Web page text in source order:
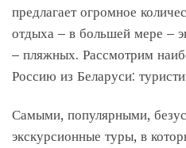
предлагает огромное
отдыха – в большей мере –
– пляжных. Рассмотрим
Россию из Беларуси:
Самыми, популярными,
экскурсионные туры, в